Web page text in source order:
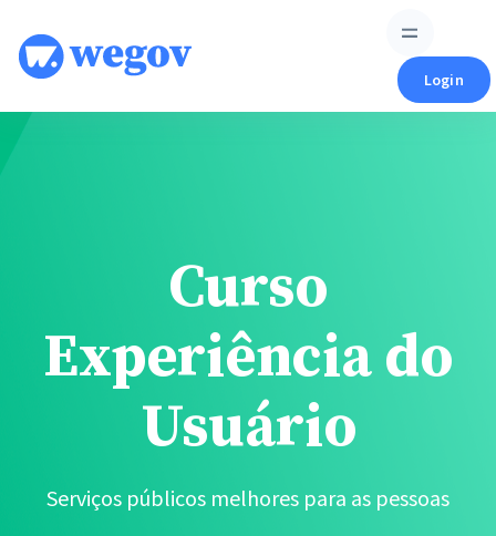
content
Login
Curso
Experiência do
Usuário
Serviços públicos melhores para as pessoas